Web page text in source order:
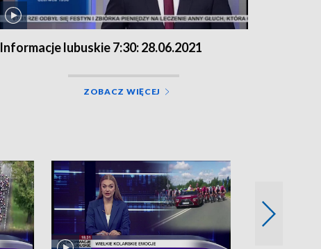
Informacje lubuskie 7:30: 28.06.2021
ZOBACZ WIĘCEJ